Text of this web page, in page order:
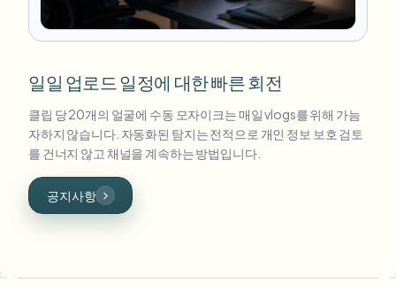
일일 업로드 일정에 대한 빠른 회전
클립 당 20개의 얼굴에 수동 모자이크는 매일 vlogs를 위해 가늠
자하지 않습니다. 자동화된 탐지는 전적으로 개인 정보 보호 검토
를 건너지 않고 채널을 계속하는 방법입니다.
공지사항